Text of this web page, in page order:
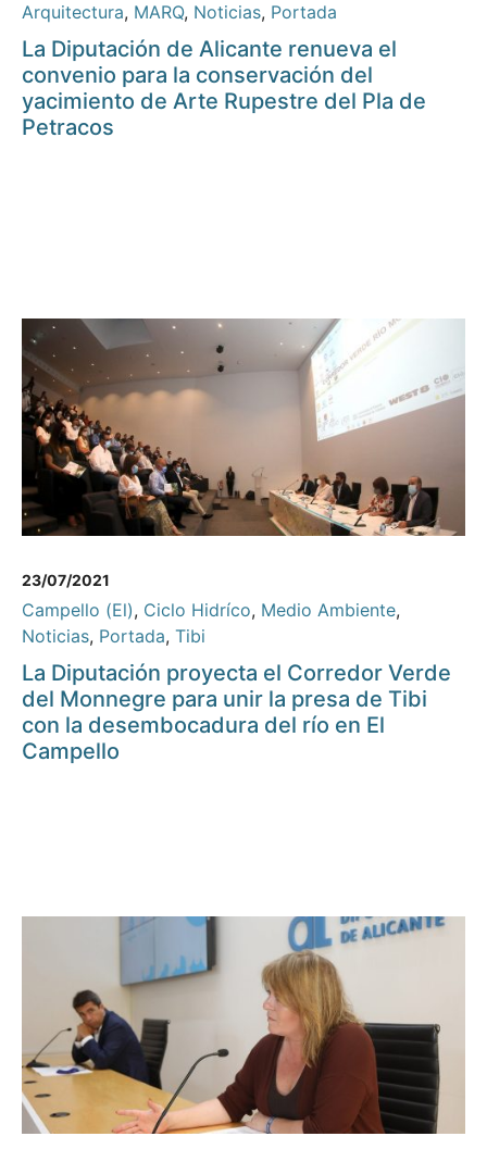
Arquitectura, MARQ, Noticias, Portada
La Diputación de Alicante renueva el
convenio para la conservación del
yacimiento de Arte Rupestre del Pla de
Petracos
23/07/2021
Campello (El), Ciclo Hidríco, Medio Ambiente,
Noticias, Portada, Tibi
La Diputación proyecta el Corredor Verde
del Monnegre para unir la presa de Tibi
con la desembocadura del río en El
Campello